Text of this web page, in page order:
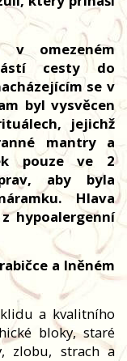
v omezeném
cesty do
se v
byl vysvěcen
jejichž
mantry a
pouze ve 2
aby byla
Hlava
hypoalergenní
a lněném
a kvalitního
bloky, staré
zlobu, strach a